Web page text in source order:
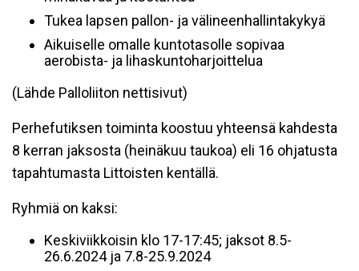
Tukea lapsen pallon- ja välineenhallintakykyä
Aikuiselle omalle kuntotasolle sopivaa
aerobista- ja lihaskuntoharjoittelua
(Lähde Palloliiton nettisivut)
Perhefutiksen toiminta koostuu yhteensä kahdesta
8 kerran jaksosta (heinäkuu taukoa) eli 16 ohjatusta
tapahtumasta Littoisten kentällä.
Ryhmiä on kaksi:
Keskiviikkoisin klo 17-17:45; jaksot 8.5-
26.6.2024 ja 7.8-25.9.2024